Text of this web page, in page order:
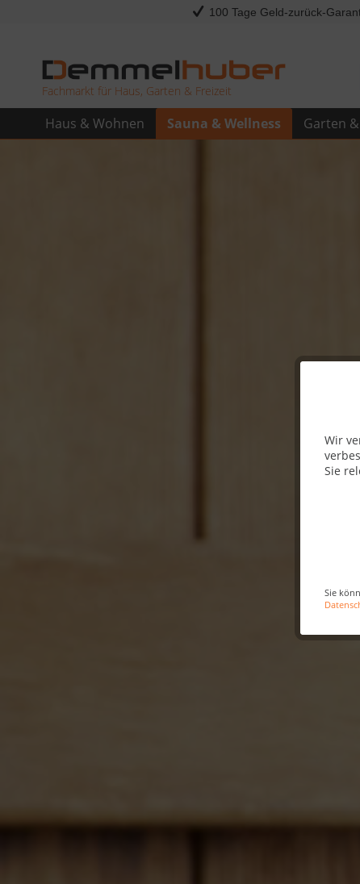
100 Tage Geld-zurück-
Fachmarkt für Haus, Garten & Freizeit
Haus & Wohnen Sauna & Wellness Garten
Wir
Sie
Sie